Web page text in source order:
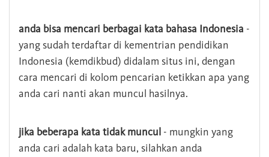
anda bisa mencari berbagai kata bahasa Indonesia -
yang sudah terdaftar di kementrian pendidikan
Indonesia (kemdikbud) didalam situs ini, dengan
cara mencari di kolom pencarian ketikkan apa yang
anda cari nanti akan muncul hasilnya.
jika beberapa kata tidak muncul - mungkin yang
anda cari adalah kata baru, silahkan anda